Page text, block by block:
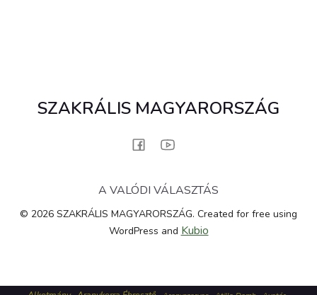
SZAKRÁLIS MAGYARORSZÁG
A VALÓDI VÁLASZTÁS
© 2026 SZAKRÁLIS MAGYARORSZÁG. Created for free using
WordPress and Kubio